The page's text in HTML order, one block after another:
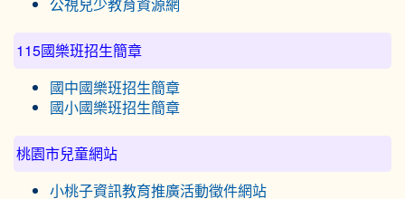
公視兒少教育資源網
115國樂班招生簡章
國中國樂班招生簡章
國小國樂班招生簡章
桃園市兒童網站
小桃子資訊教育推廣活動徵件網站